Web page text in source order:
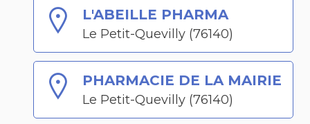
L'ABEILLE PHARMA
Le Petit-Quevilly (76140)
PHARMACIE DE LA MAIRIE
Le Petit-Quevilly (76140)